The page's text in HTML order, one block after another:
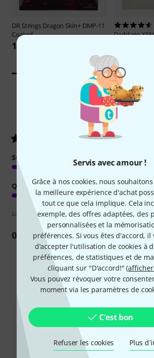
Servis avec amour !
Grâce à nos cookies, nous
la meilleure expérience d'achat
tout ce que cela implique. Cela
exemple, des offres adaptées, des
personnalisées et la
préférences. Si vous êtes d'accord,
d'accepter l'utilisation de cookies à
préférences, de statistiques et de
cliquant sur "D'accord!" (
Vous pouvez révoquer votre
moment via les paramètres de
C'est bon
Refuser les cookies Plus
DR Strings Dragon Skin+ DMP-11
Coated
16,70 €
Daddario
Évaluations des
5/ 5
SON
QUALITÉ DE FABRICATION
Lignes directrices d'évaluation
0Commentaire
Comparez les